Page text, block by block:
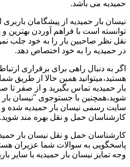
حمیدیه می باشد.
نیسان بار حمیدیه از پیشگامان
توانسته است با فراهم آوردن بهترین
نقل نظر صاحبین بار را به خود جلب
در حمیدیه را به خود اختصاص دهد.
اگر به دنبال راهی برای برقراری
هستید،میتوانید همین حالا از طریق
بار حمیدیه تماس بگیرید و از صفر
شوید،همچنین با جستوجوی "نیسان بار
سایت رسمی نیسان بار حمیدیه شده و
کارشناسان حمل و نقل بهره مند شوید.
کارشناسان حمل و نقل نیسان بار
پاسخگویی به سوالات شما عزیران
وجه تمایز نیسان بار حمیدیه با سایر